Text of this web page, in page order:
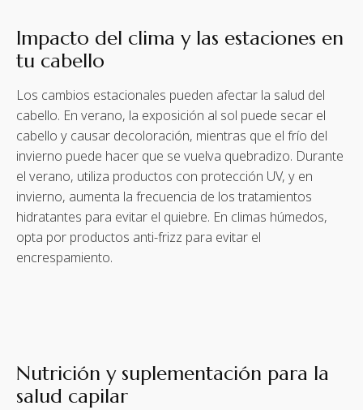
Impacto del clima y las estaciones en
tu cabello
Los cambios estacionales pueden afectar la salud del
cabello. En verano, la exposición al sol puede secar el
cabello y causar decoloración, mientras que el frío del
invierno puede hacer que se vuelva quebradizo. Durante
el verano, utiliza productos con protección UV, y en
invierno, aumenta la frecuencia de los tratamientos
hidratantes para evitar el quiebre. En climas húmedos,
opta por productos anti-frizz para evitar el
encrespamiento.
Nutrición y suplementación para la
salud capilar